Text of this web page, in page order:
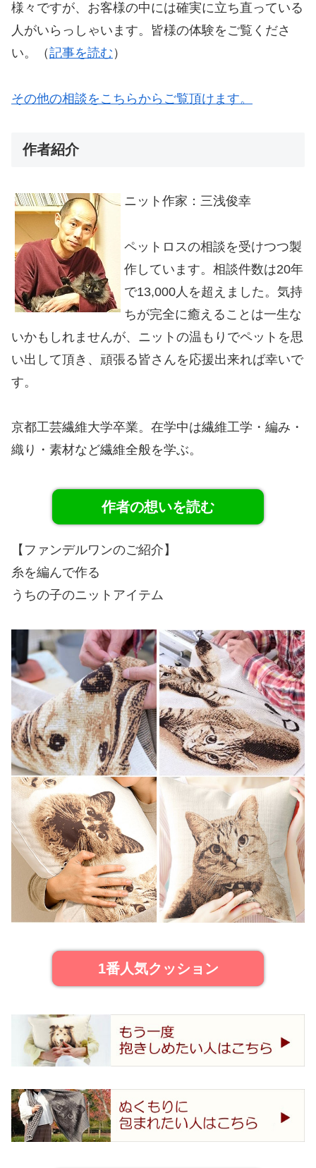
様々ですが、お客様の中には確実に立ち直っている
人がいらっしゃいます。皆様の体験をご覧くださ
い。（記事を読む ）
その他の相談をこちらからご覧頂けます。
作者紹介
ニット作家：三浅俊幸
ペットロスの相談を受けつつ製
作しています。相談件数は20年
で13,000人を超えました。気持
ちが完全に癒えることは一生な
いかもしれませんが、ニットの温もりでペットを思
い出して頂き、頑張る皆さんを応援出来れば幸いで
す。
京都工芸繊維大学卒業。在学中は繊維工学・編み・
織り・素材など繊維全般を学ぶ。
作者の想いを読む
【ファンデルワンのご紹介】
糸を編んで作る
うちの子のニットアイテム
1番人気クッション